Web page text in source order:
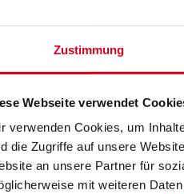
Zustimmung
Webseite verwendet
verwenden Cookies, um
die Zugriffe auf unsere
an unsere Partner für
mit weiteren